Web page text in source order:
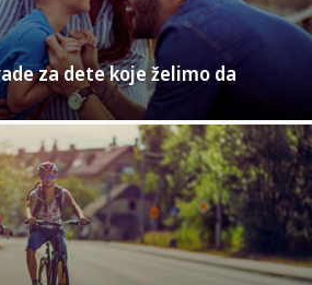
za dete koje želimo da